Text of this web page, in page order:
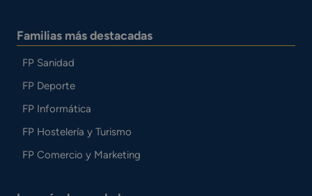
Familias más destacadas
FP Sanidad
FP Deporte
FP Informática
FP Hostelería y Turismo
FP Comercio y Marketing